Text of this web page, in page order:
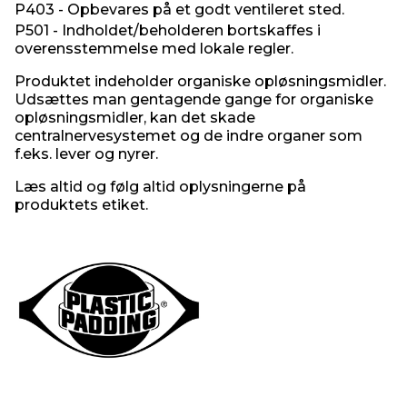
P403 - Opbevares på et godt ventileret sted.
P501 - Indholdet/beholderen bortskaffes i
overensstemmelse med lokale regler.
Produktet indeholder organiske opløsningsmidler.
Udsættes man gentagende gange for organiske
opløsningsmidler, kan det skade
centralnervesystemet og de indre organer som
f.eks. lever og nyrer.
Læs altid og følg altid oplysningerne på
produktets etiket.